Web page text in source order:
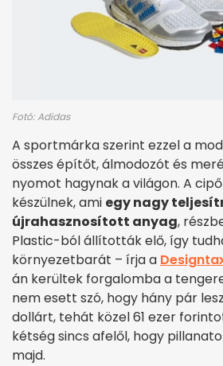
Fotó: Adidas
A sportmárka szerint ezzel a
összes építőt, álmodozót és
nyomot hagynak a világon. A
készülnek, ami egy nagy
újrahasznosított anyag,
Plastic-ból állították elő, így
környezetbarát – írja a
án kerültek forgalomba a
nem esett szó, hogy hány pár
dollárt, tehát közel 61 ezer
kétség sincs afelől, hogy
majd.